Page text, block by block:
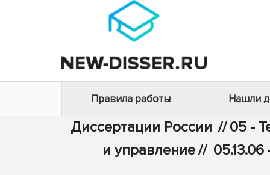
Правила работы Нашли
Диссертации России // 05 -
и управление//